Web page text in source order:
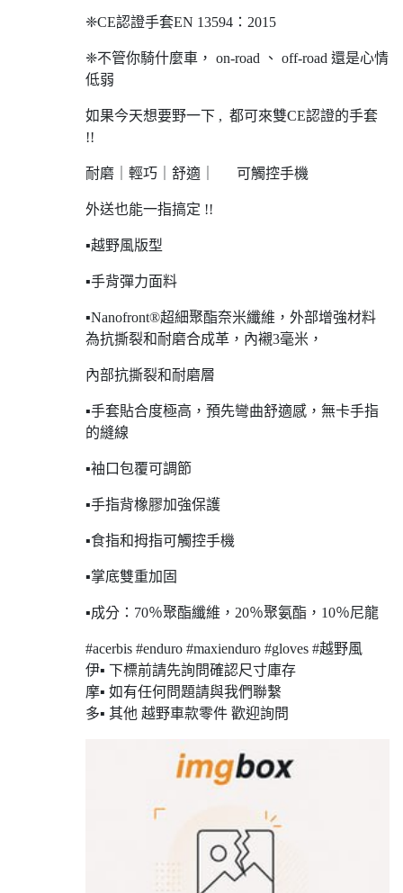
❈CE認證手套EN 13594：2015
❈不管你騎什麼車， on-road 、 off-road 還是心情
低弱
如果今天想要野一下 , 都可來雙CE認證的手套
!!
耐磨｜輕巧｜舒適｜ 可觸控手機
外送也能一指搞定 !!
▪越野風版型
▪手背彈力面料
▪Nanofront®超細聚酯奈米纖維，外部增強材料
為抗撕裂和耐磨合成革，內襯3毫米，
內部抗撕裂和耐磨層
▪手套貼合度極高，預先彎曲舒適感，無卡手指
的縫線
▪袖口包覆可調節
▪手指背橡膠加強保護
▪食指和拇指可觸控手機
▪掌底雙重加固
▪成分：70％聚酯纖維，20％聚氨酯，10％尼龍
#acerbis #enduro #maxienduro #gloves #越野風
伊▪ 下標前請先詢問確認尺寸庫存
摩▪ 如有任何問題請與我們聯繫
多▪ 其他 越野車款零件 歡迎詢問